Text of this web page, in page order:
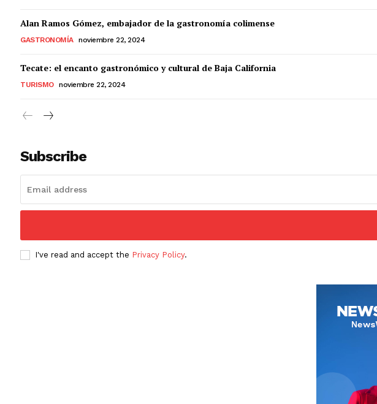
Alan Ramos Gómez, embajador de la gastronomía colimense
GASTRONOMÍA noviembre 22, 2024
Tecate: el encanto gastronómico y cultural de Baja California
TURISMO noviembre 22, 2024
Subscribe
I've read and accept the Privacy Policy.